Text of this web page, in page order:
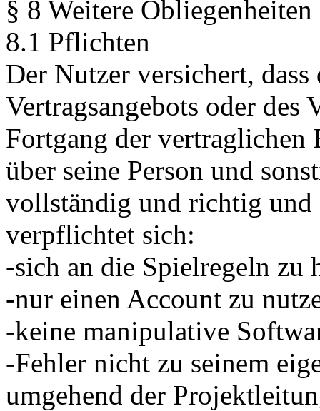
§ 8 Weitere Obliegenheiten
8.1 Pflichten
Der Nutzer versichert,
Vertragsangebots oder des
Fortgang der vertraglichen
über seine Person und
vollständig und richtig
verpflichtet sich:
-sich an die Spielregeln zu
-nur einen Account zu
-keine manipulative
-Fehler nicht zu seinem
umgehend der